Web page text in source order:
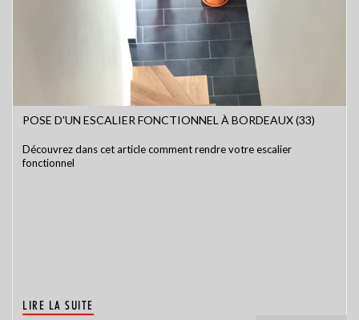
POSE D'UN ESCALIER FONCTIONNEL À BORDEAUX (33)
Découvrez dans cet article comment rendre votre escalier
fonctionnel
LIRE LA SUITE